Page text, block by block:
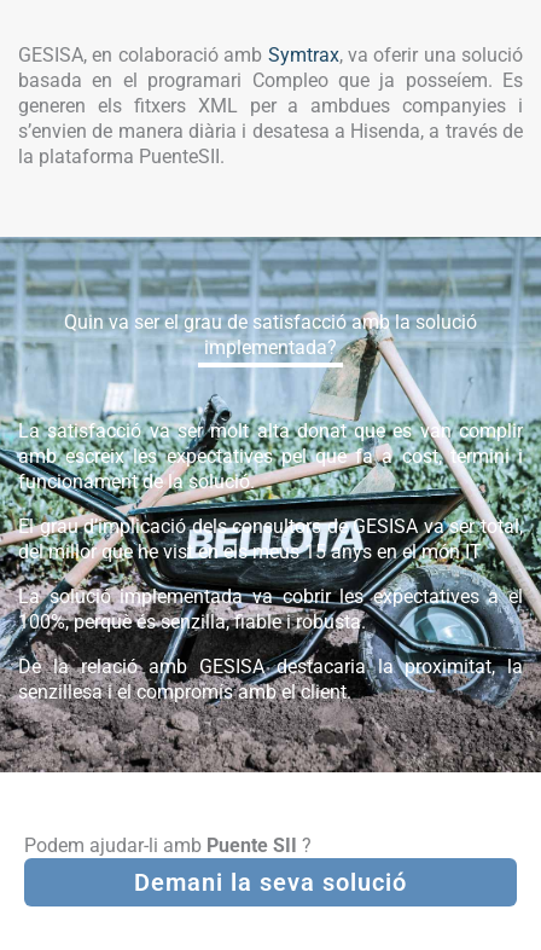
GESISA, en colaboració amb Symtrax, va oferir una solució
basada en el programari Compleo que ja posseíem. Es
generen els fitxers XML per a ambdues companyies i
s’envien de manera diària i desatesa a Hisenda, a través de
la plataforma PuenteSII.
Quin va ser el grau de satisfacció amb la solució
implementada?
La satisfacció va ser molt alta donat que es van complir
amb escreix les expectatives pel que fa a cost, termini i
funcionament de la solució.
El grau d’implicació dels consultors de GESISA va ser total,
del millor que he vist en els meus 15 anys en el món IT
La solució implementada va cobrir les expectatives a el
100%, perquè és senzilla, fiable i robusta.
De la relació amb GESISA destacaria la proximitat, la
senzillesa i el compromís amb el client.
Podem ajudar-li amb Puente SII ?
Demani la seva solució